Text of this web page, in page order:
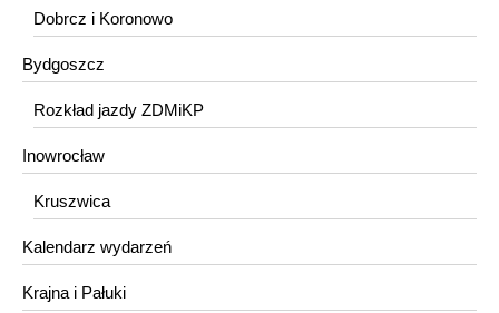
Dobrcz i Koronowo
Bydgoszcz
Rozkład jazdy ZDMiKP
Inowrocław
Kruszwica
Kalendarz wydarzeń
Krajna i Pałuki